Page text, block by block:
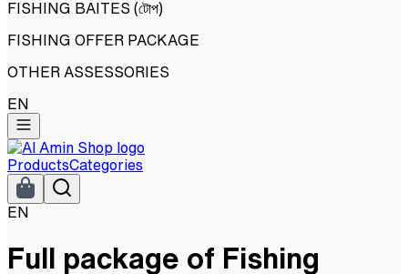
FISHING BAITES (টোপ)
FISHING OFFER PACKAGE
OTHER ASSESSORIES
EN
ProductsCategories
EN
Full package of Fishing